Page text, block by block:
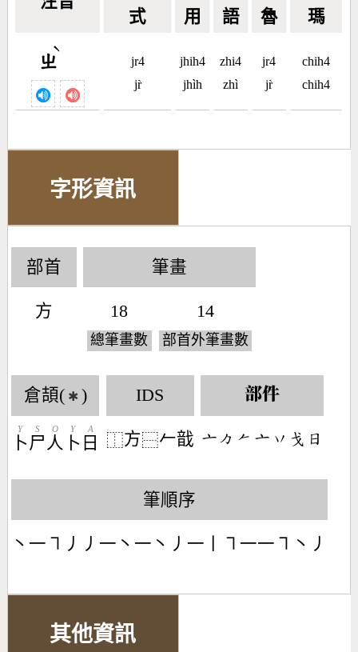
式 用 語 魯 瑪
ㄓ
ˋ
jr4
jr̀
jhih4
jhìh
zhi4
zhì
jr4
jr̀
chih4
chih4
字形資訊
部首
方
筆畫
18
總筆畫數
14
部首外筆畫數
倉頡( ✱ )
卜
Y
尸
S
人
O
卜
Y
日
A
IDS
⿰方⿱𠂉戠
部件
󶁂󶀼󶀩󶁂󶁅󶃉󶃐
筆順序
丶一㇕丿丿一丶一丶丿一丨㇕一一㇕丶丿
其他資訊